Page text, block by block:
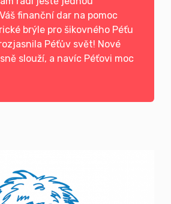
finanční dar na pomoc
brýle pro šikovného Péťu
Péťův svět! Nové
slouží, a navíc Péťovi moc